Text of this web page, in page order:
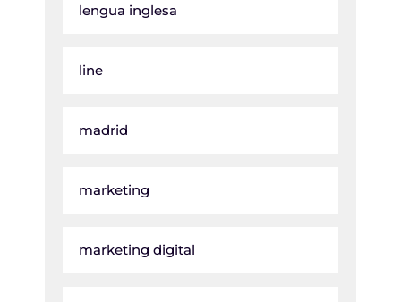
lengua inglesa
line
madrid
marketing
marketing digital